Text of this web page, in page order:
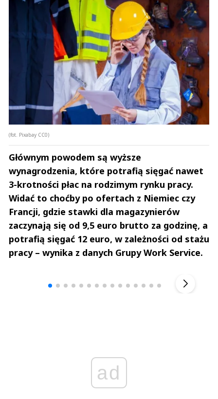
(fot. Pixabay CC0)
Głównym powodem są wyższe
wynagrodzenia, które potrafią sięgać nawet
3-krotności płac na rodzimym rynku pracy.
Widać to choćby po ofertach z Niemiec czy
Francji, gdzie stawki dla magazynierów
zaczynają się od 9,5 euro brutto za godzinę, a
potrafią sięgać 12 euro, w zależności od stażu
pracy – wynika z danych Grupy Work Service.
ad